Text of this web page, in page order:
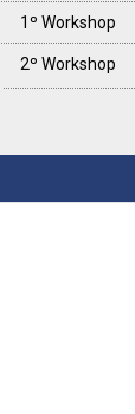
1º Workshop
2º Workshop